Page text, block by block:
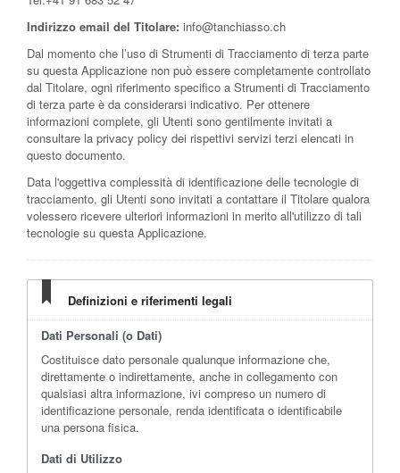
Indirizzo email del Titolare: info@tanchiasso.ch
Dal momento che l’uso di Strumenti di Tracciamento di terza parte
su questa Applicazione non può essere completamente controllato
dal Titolare, ogni riferimento specifico a Strumenti di Tracciamento
di terza parte è da considerarsi indicativo. Per ottenere
informazioni complete, gli Utenti sono gentilmente invitati a
consultare la privacy policy dei rispettivi servizi terzi elencati in
questo documento.
Data l'oggettiva complessità di identificazione delle tecnologie di
tracciamento, gli Utenti sono invitati a contattare il Titolare qualora
volessero ricevere ulteriori informazioni in merito all'utilizzo di tali
tecnologie su questa Applicazione.
Definizioni e riferimenti legali
Dati Personali (o Dati)
Costituisce dato personale qualunque informazione che,
direttamente o indirettamente, anche in collegamento con
qualsiasi altra informazione, ivi compreso un numero di
identificazione personale, renda identificata o identificabile
una persona fisica.
Dati di Utilizzo